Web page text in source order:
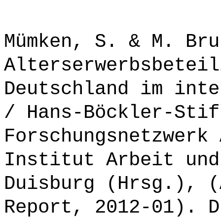
Mümken, S. & M.
Deutschland im
/ Hans-Böckler-
Institut Arbeit
Duisburg (Hrsg.),
Report, 2012-01).